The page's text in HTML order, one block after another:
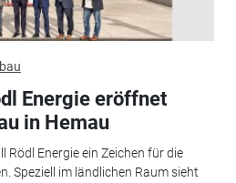
Energie eröffnet
in Hemau
Rödl Energie ein Zeichen für die
Speziell im ländlichen Raum sieht